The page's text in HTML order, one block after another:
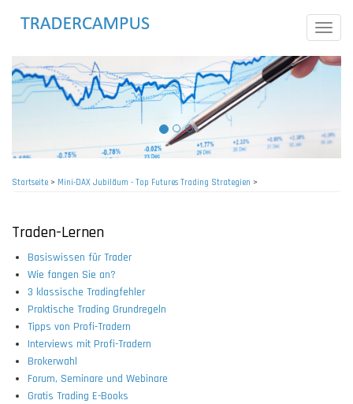
Toggle
Startseite> Mini-DAX Jubiläum - Top Futures Trading Strategien >
Traden-Lernen
Basiswissen für Trader
Wie fangen Sie an?
3 klassische Tradingfehler
Praktische Trading Grundregeln
Tipps von Profi-Tradern
Interviews mit Profi-Tradern
Brokerwahl
Forum, Seminare und Webinare
Gratis Trading E-Books